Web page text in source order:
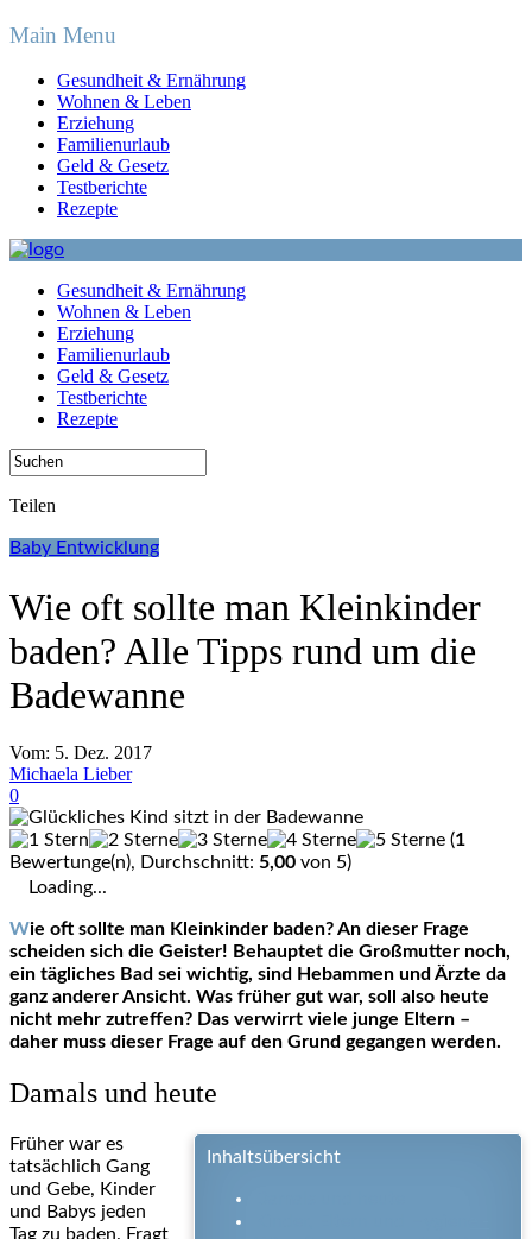
Main Menu
Gesundheit & Ernährung
Wohnen & Leben
Erziehung
Familienurlaub
Geld & Gesetz
Testberichte
Rezepte
Gesundheit & Ernährung
Wohnen & Leben
Erziehung
Familienurlaub
Geld & Gesetz
Testberichte
Rezepte
Teilen
Baby Entwicklung
Wie oft sollte man Kleinkinder
baden? Alle Tipps rund um die
Badewanne
Vom: 5. Dez. 2017
Michaela Lieber
0
(1
Bewertunge(n), Durchschnitt: 5,00 von 5)
Loading...
Wie oft sollte man Kleinkinder baden? An dieser Frage
scheiden sich die Geister! Behauptet die Großmutter noch,
ein tägliches Bad sei wichtig, sind Hebammen und Ärzte da
ganz anderer Ansicht. Was früher gut war, soll also heute
nicht mehr zutreffen? Das verwirrt viele junge Eltern –
daher muss dieser Frage auf den Grund gegangen werden.
Damals und heute
Inhaltsübersicht
Früher war es
tatsächlich Gang
und Gebe, Kinder
und Babys jeden
Tag zu baden. Fragt